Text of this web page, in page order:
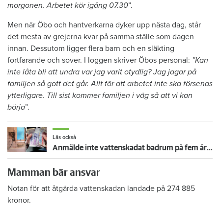
morgonen. Arbetet kör igång 07.30”.
Men när Öbo och hantverkarna dyker upp nästa dag, står
det mesta av grejerna kvar på samma ställe som dagen
innan. Dessutom ligger flera barn och en släkting
fortfarande och sover. I loggen skriver Öbos personal: ”Kan
inte låta bli att undra var jag varit otydlig? Jag jagar på
familjen så gott det går. Allt för att arbetet inte ska försenas
ytterligare. Till sist kommer familjen i väg så att vi kan
börja”.
Läs också
Anmälde inte vattenskadat badrum på fem år – krävs på 125 000 kronor
Mamman bär ansvar
Notan för att åtgärda vattenskadan landade på 274 885
kronor.